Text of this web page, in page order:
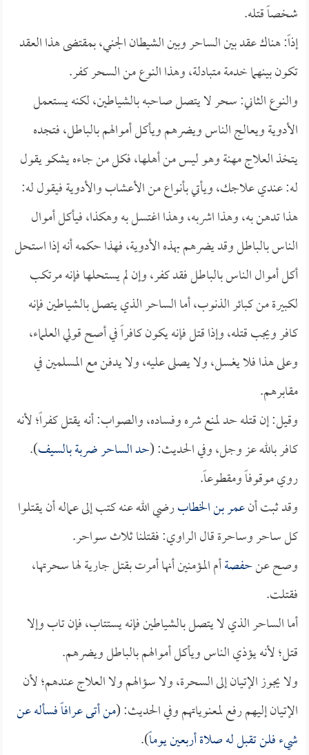
شخصاً قتله.
إذاً: هناك عقد بين الساحر وبين الشيطان الجني، بمقتضى هذا العقد
تكون بينهما خدمة متبادلة، وهذا النوع من السحر كفر.
والنوع الثاني: سحر لا يتصل صاحبه بالشياطين، لكنه يستعمل
الأدوية ويعالج الناس ويضرهم ويأكل أموالهم بالباطل، فتجده
يتخذ العلاج مهنة وهو ليس من أهلها، فكل من جاءه يشكو يقول
له: عندي علاجك، ويأتي بأنواع من الأعشاب والأدوية فيقول له:
هذا تدهن به، وهذا اشربه، وهذا اغتسل به وهكذا، فيأكل أموال
الناس بالباطل وقد يضرهم بهذه الأدوية، فهذا حكمه أنه إذا استحل
أكل أموال الناس بالباطل فقد كفر، وإن لم يستحلها فإنه مرتكب
لكبيرة من كبائر الذنوب، أما الساحر الذي يتصل بالشياطين فإنه
كافر ويجب قتله، وإذا قتل فإنه يكون كافراً في أصح قولي العلماء،
وعلى هذا فلا يغسل، ولا يصلى عليه، ولا يدفن مع المسلمين في
مقابرهم.
وقيل: إن قتله حد لمنع شره وفساده، والصواب: أنه يقتل كفراً؛ لأنه
كافر بالله عز وجل، وفي الحديث: (حد الساحر ضربة بالسيف).
روي موقوفاً ومقطوعاً.
وقد ثبت أنعمر بن الخطابرضي الله عنه كتب إلى عماله أن يقتلوا
كل ساحر وساحرة قال الراوي: فقتلنا ثلاث سواحر.
وصح عنحفصةأم المؤمنين أنها أمرت بقتل جارية لها سحرتها،
فقتلت.
أما الساحر الذي لا يتصل بالشياطين فإنه يستتاب، فإن تاب وإلا
قتل؛ لأنه يؤذي الناس ويأكل أموالهم بالباطل ويضرهم.
ولا يجوز الإتيان إلى السحرة، ولا سؤالهم ولا العلاج عندهم؛ لأن
الإتيان إليهم رفع لمعنوياتهم وفي الحديث: (من أتى عرافاً فسأله عن
شيء فلن تقبل له صلاة أربعين يوماً).